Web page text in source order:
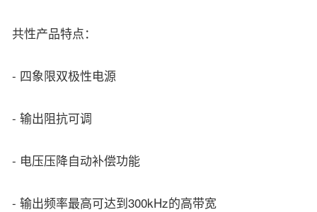
共性产品特点：
- 四象限双极性电源
- 输出阻抗可调
- 电压压降自动补偿功能
- 输出频率最高可达到300kHz的高带宽